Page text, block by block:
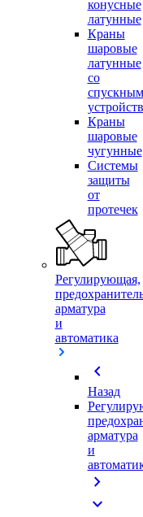
конусные
латунные
Краны
шаровые
латунные
со
спускным
Краны
шаровые
чугунные
Системы
защиты
от
протечек
Регулирующая,
арматура
и
автоматика
chevron_left
Назад
арматура
и
chevron_right
expand_more